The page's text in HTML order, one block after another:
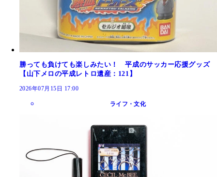
勝っても負けても楽しみたい！ 平成のサッカー応援グッズ
【山下メロの平成レトロ遺産：121】
2026年07月15日 17:00
ライフ・文化